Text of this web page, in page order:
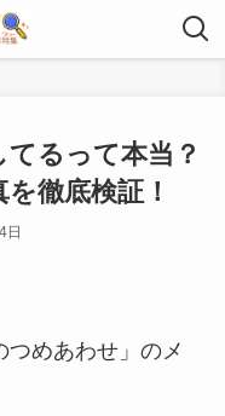
るって本当？
徹底検証！
日
めあわせ」のメ